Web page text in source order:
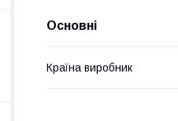
Основні
Країна виробник